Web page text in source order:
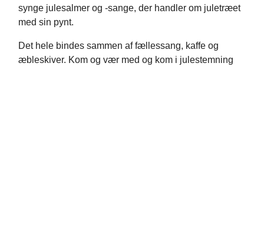
synge julesalmer og -sange, der handler om juletræet
med sin pynt.
Det hele bindes sammen af fællessang, kaffe og
æbleskiver. Kom og vær med og kom i julestemning